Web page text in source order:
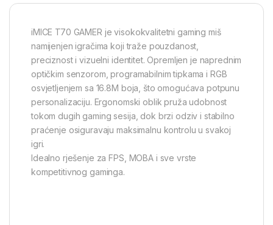
iMICE T70 GAMER je visokokvalitetni gaming miš
namijenjen igračima koji traže pouzdanost,
preciznost i vizuelni identitet. Opremljen je naprednim
optičkim senzorom, programabilnim tipkama i RGB
osvjetljenjem sa 16.8M boja, što omogućava potpunu
personalizaciju. Ergonomski oblik pruža udobnost
tokom dugih gaming sesija, dok brzi odziv i stabilno
praćenje osiguravaju maksimalnu kontrolu u svakoj
igri.
Idealno rješenje za FPS, MOBA i sve vrste
kompetitivnog gaminga.